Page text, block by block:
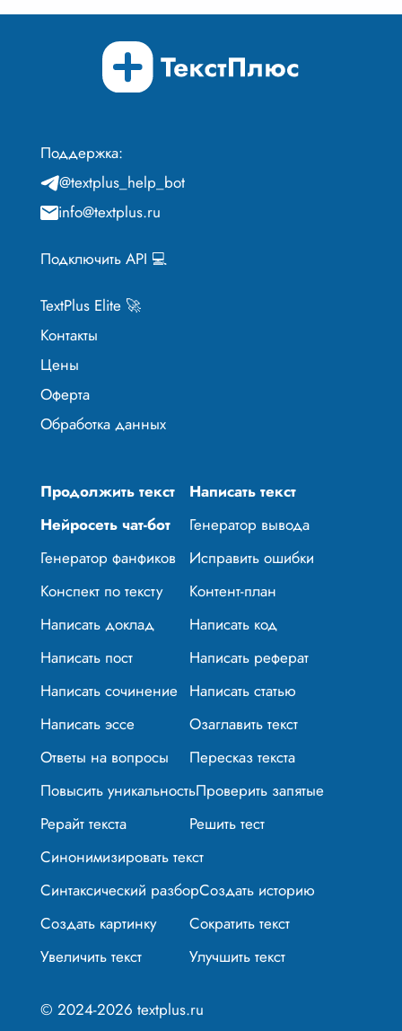
Поддержка:
@textplus_help_bot
info@textplus.ru
Подключить API 💻
TextPlus Elite 🚀
Контакты
Цены
Оферта
Обработка данных
Продолжить текст
Написать текст
Нейросеть чат-бот
Генератор вывода
Генератор фанфиков
Исправить ошибки
Конспект по тексту
Контент-план
Написать доклад
Написать код
Написать пост
Написать реферат
Написать сочинение Написать статью
Написать эссе
Озаглавить текст
Ответы на вопросы
Пересказ текста
Повысить уникальностьПроверить запятые
Рерайт текста
Решить тест
Синонимизировать текст
Синтаксический разборСоздать историю
Создать картинку
Сократить текст
Увеличить текст
Улучшить текст
© 2024-2026 textplus.ru